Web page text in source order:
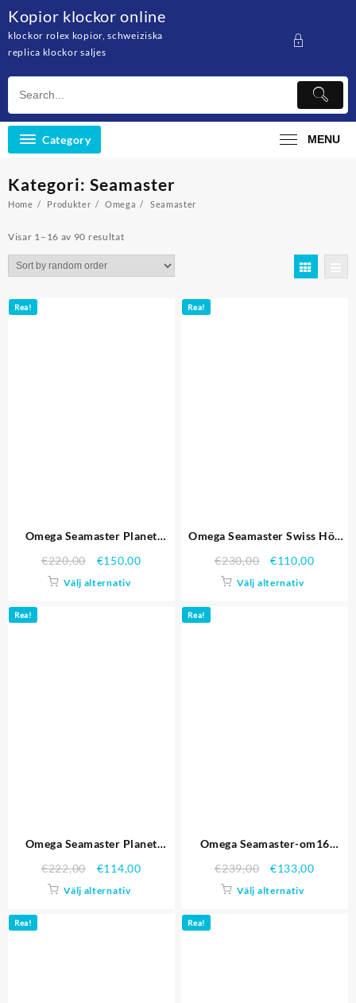
content
Kopior klockor online
klockor rolex kopior, schweiziska
replica klockor saljes
Category MENU
Kategori: Seamaster
Home Produkter Omega Seamaster
Visar 1–16 av 90 resultat
Rea!
Omega Seamaster Planet
Black Dial 98103 Replika
Klockor
€220,00 €150,00
Välj alternativ
Rea!
Omega Seamaster Swiss Hög
€230,00 €110,00
Välj alternativ
Rea!
Omega Seamaster Planet
Tone Band 622.396 Replika
Klockor
€222,00 €114,00
Välj alternativ
Rea!
Omega Seamaster-om16
€239,00 €133,00
Välj alternativ
Rea! Rea!